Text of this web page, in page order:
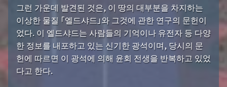
그런 가운데 발견된 것은, 이 땅의 대부분을 차지하는
이상한 물질 「엘드샤드」와 그것에 관한 연구의 문헌이
었다. 이 엘드샤드는 사람들의 기억이나 유전자 등 다양
한 정보를 내포하고 있는 신기한 광석이며, 당시의 문
헌에 따르면 이 광석에 의해 윤회 전생을 반복하고 있었
다고 한다.